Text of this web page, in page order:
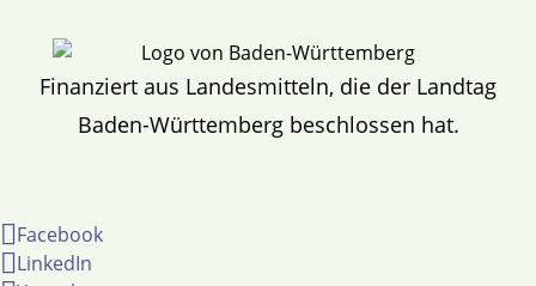
Finanziert aus Landesmitteln, die der Landtag
Baden-Württemberg beschlossen hat.
Facebook
LinkedIn